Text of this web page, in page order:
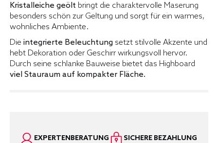
Kristalleiche geölt bringt die charaktervolle Maserung
besonders schön zur Geltung und sorgt für ein warmes,
wohnliches Ambiente.
Die integrierte Beleuchtung setzt stilvolle Akzente und
hebt Dekoration oder Geschirr wirkungsvoll hervor.
Durch seine schlanke Bauweise bietet das Highboard
viel Stauraum auf kompakter Fläche.
EXPERTENBERATUNG
SICHERE BEZAHLUNG